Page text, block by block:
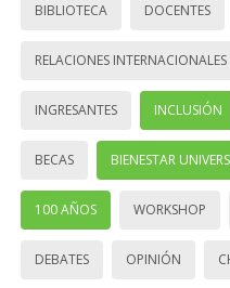
BIBLIOTECA DOCENTES
RELACIONES INTERNACIONALES
INGRESANTES INCLUSIÓN
BECAS BIENESTAR
100 AÑOS WORKSHOP
DEBATES OPINIÓN